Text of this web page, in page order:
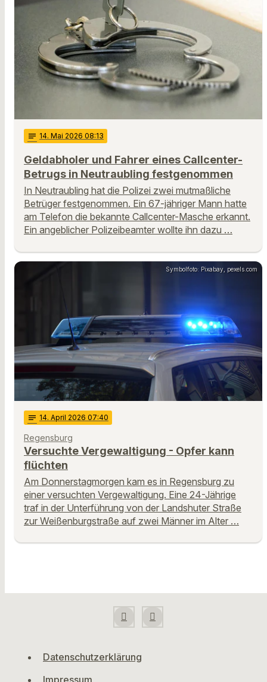
notes 14. Mai 2026 08:13
Geldabholer und Fahrer eines Callcenter-
Betrugs in Neutraubling festgenommen
In Neutraubling hat die Polizei zwei mutmaßliche
Betrüger festgenommen. Ein 67-jähriger Mann hatte
am Telefon die bekannte Callcenter-Masche erkannt.
Ein angeblicher Polizeibeamter wollte ihn dazu …
Symbolfoto: Pixabay, pexels.com
notes 14. April 2026 07:40
Regensburg
Versuchte Vergewaltigung - Opfer kann
flüchten
Am Donnerstagmorgen kam es in Regensburg zu
einer versuchten Vergewaltigung. Eine 24-Jährige
traf in der Unterführung von der Landshuter Straße
zur Weißenburgstraße auf zwei Männer im Alter …
Datenschutzerklärung
Impressum